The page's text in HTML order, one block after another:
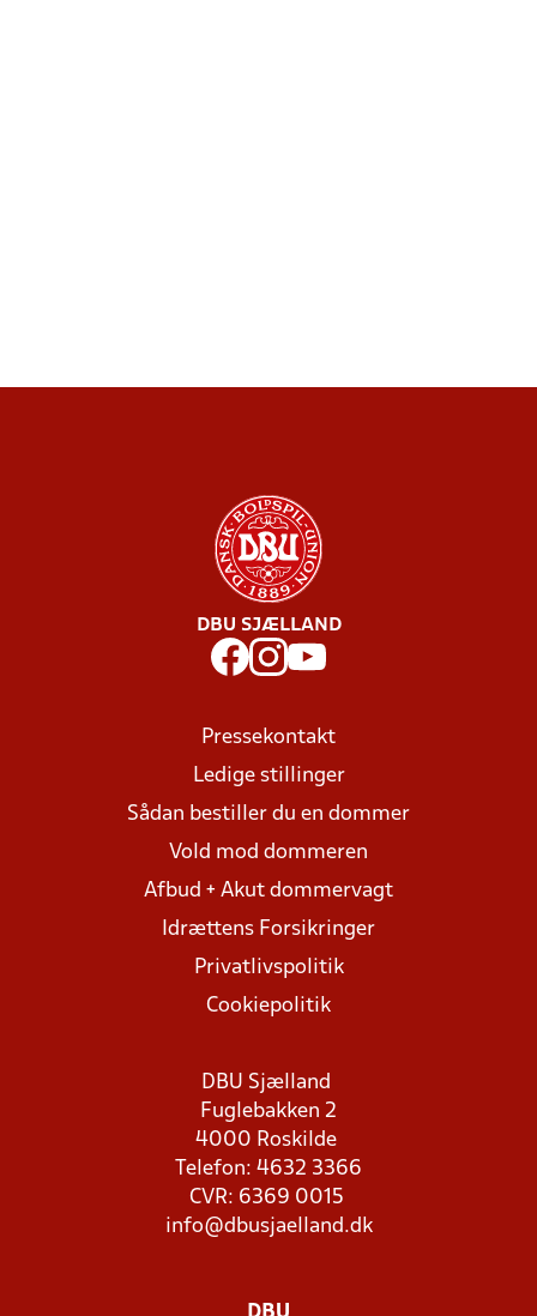
DBU SJÆLLAND
Pressekontakt
Ledige stillinger
Sådan bestiller du en dommer
Vold mod dommeren
Afbud + Akut dommervagt
Idrættens Forsikringer
Privatlivspolitik
Cookiepolitik
DBU Sjælland
Fuglebakken 2
4000 Roskilde
Telefon: 4632 3366
CVR: 6369 0015
info@dbusjaelland.dk